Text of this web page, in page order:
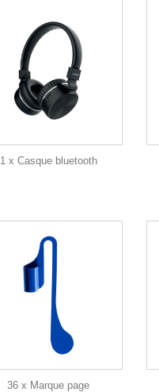
1 x Casque bluetooth
36 x Marque page